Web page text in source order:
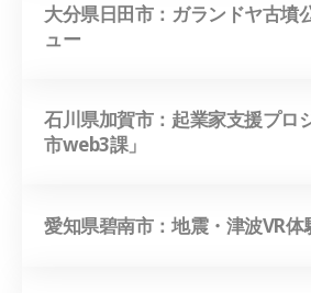
大分県日田市：ガランドヤ古墳
ュー
石川県加賀市：起業家支援プロ
市web3課」
愛知県碧南市：地震・津波VR体